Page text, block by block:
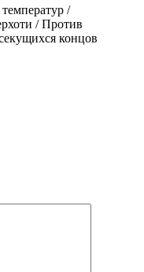
/
/ Против
концов